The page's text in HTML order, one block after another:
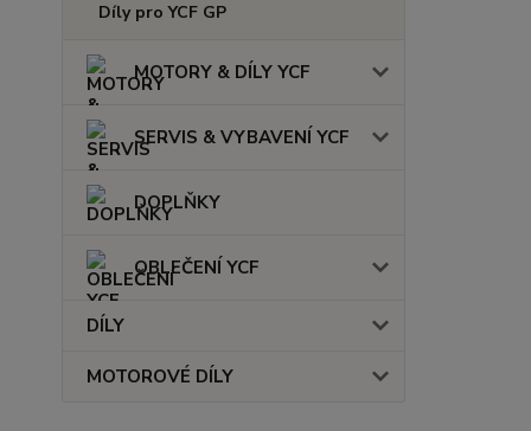
Díly pro YCF GP
MOTORY & DÍLY YCF
SERVIS & VYBAVENÍ YCF
DOPLŇKY
OBLEČENÍ YCF
DÍLY
MOTOROVÉ DÍLY